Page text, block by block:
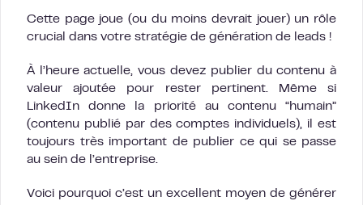
Cette page joue (ou du moins devrait jouer) un rôle
crucial dans votre stratégie de génération de leads !
À l’heure actuelle, vous devez publier du contenu à
valeur ajoutée pour rester pertinent. Même si
LinkedIn donne la priorité au contenu “humain”
(contenu publié par des comptes individuels), il est
toujours très important de publier ce qui se passe
au sein de l’entreprise.
Voici pourquoi c’est un excellent moyen de générer